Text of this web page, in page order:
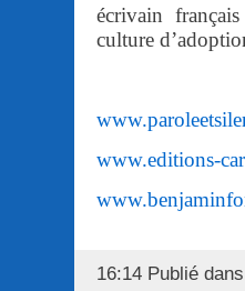
écrivain
culture
www.editions-
16:14 Publié